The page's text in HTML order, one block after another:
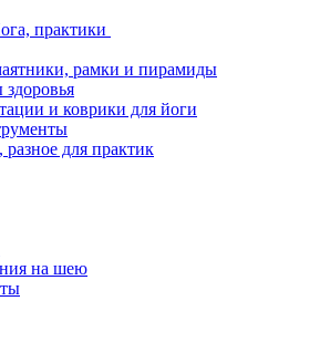
практики
рамки и пирамиды
и коврики для йоги
для практик
на шею